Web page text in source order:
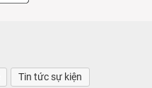
Tin tức sự kiện